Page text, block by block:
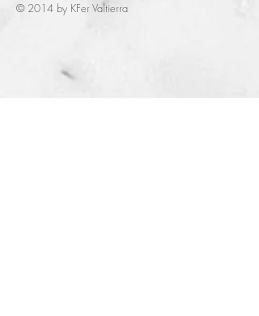
© 2014 by KFer Valtierra